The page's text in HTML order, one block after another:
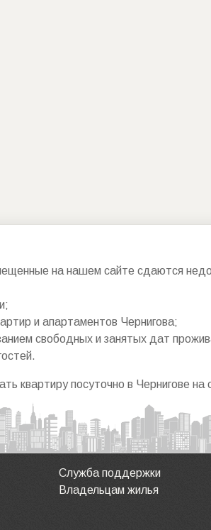
на нашем сайте сдаются
и апартаментов Чернигова;
свободных и занятых дат
квартиру посуточно в Чернигове
Служба поддержки
Владельцам жилья